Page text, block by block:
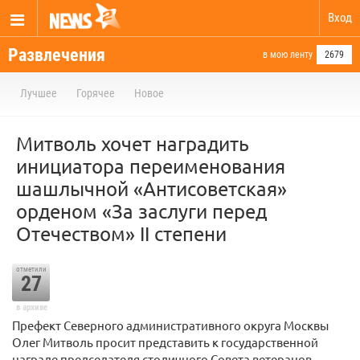
Вход
Развлечения в мою ленту 2679
Лучшее Горячее Новое
Митволь хочет наградить
инициатора переименования
шашлычной «Антисоветская»
орденом «За заслуги перед
Отечеством» II степени
отметили
27
в архиве
Префект Северного административного округа Москвы
Олег Митволь просит представить к государственной